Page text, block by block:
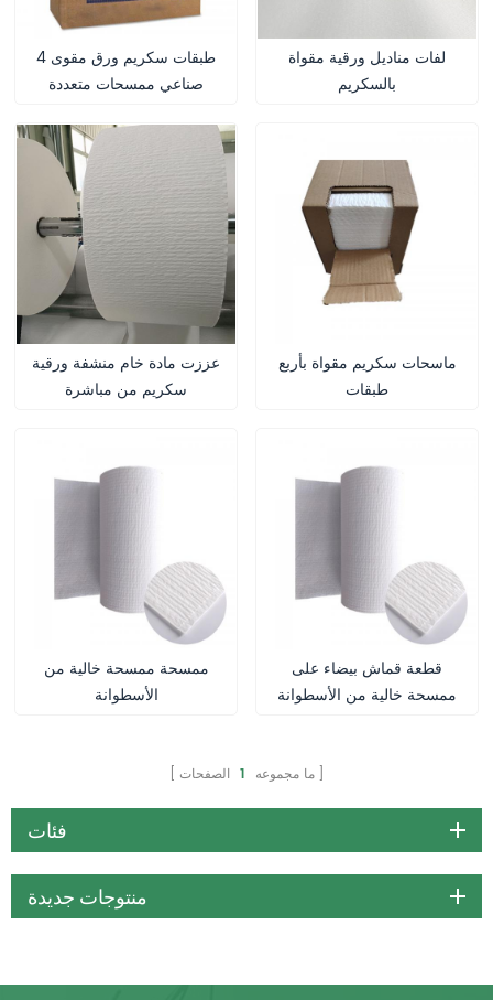
4 طبقات سكريم ورق مقوى
صناعي ممسحات متعددة
لفات مناديل ورقية مقواة
بالسكريم
عززت مادة خام منشفة ورقية
سكريم من مباشرة
ماسحات سكريم مقواة بأربع
طبقات
ممسحة ممسحة خالية من
الأسطوانة
قطعة قماش بيضاء على
ممسحة خالية من الأسطوانة
ما مجموعه 1 الصفحات
فئات
منتوجات جديدة